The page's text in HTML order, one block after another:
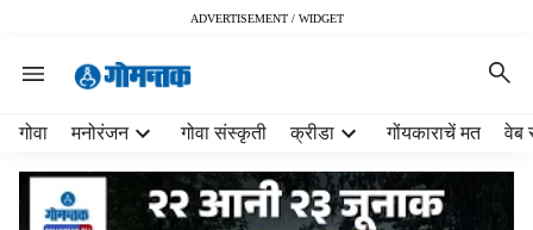
ADVERTISEMENT / WIDGET
गोवा मनोरंजन गोवा संस्कृती क्रीडा गोंयकाराचें मत वेब